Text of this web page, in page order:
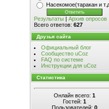
Насекомое(таракан и
Результаты| Архив опросов
Всего ответов: 627
Друзья сайта
Официальный блог
Сообщество uCoz
FAQ по системе
Инструкции для uCoz
Статистика
Онлайн всего: 1
Гостей: 1
Пользователей: 0